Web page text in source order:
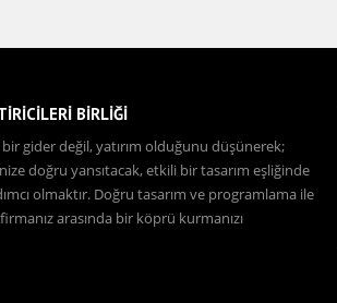
BİRLİĞİ
gider değil, yatırım olduğunu düşünerek;
doğru yansıtacak, etkili bir tasarım eşliğinde
olmaktır. Doğru tasarım ve programlama ile
arasında bir köprü kurmanızı